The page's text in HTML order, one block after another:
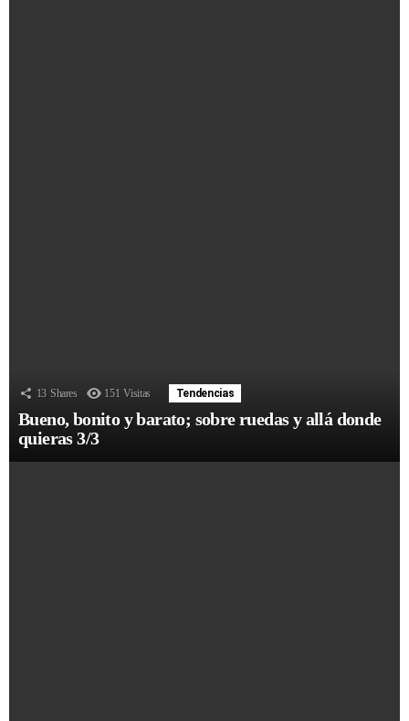
13 Shares 151 Visitas Tendencias
Bueno, bonito y barato; sobre ruedas y allá donde
quieras 3/3